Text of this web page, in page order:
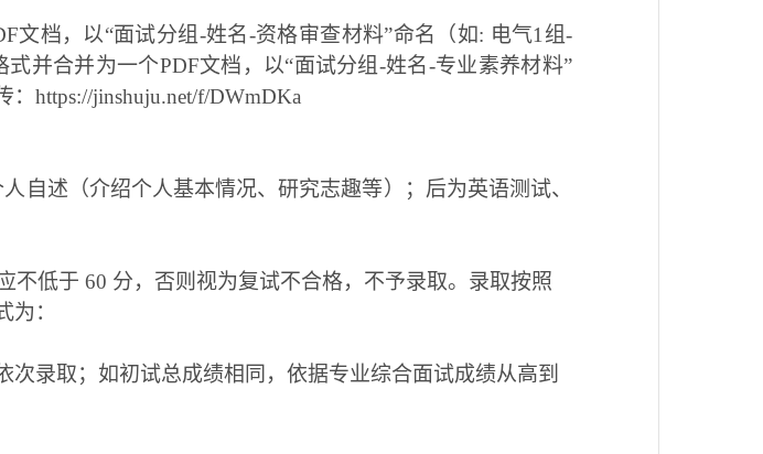
文档，以“面试分组-姓名-资格审查材料”命名（如: 电气1组-
并合并为一个PDF文档，以“面试分组-姓名-专业素养材料”
https://jinshuju.net/f/DWmDKa
自述（介绍个人基本情况、研究志趣等）；后为英语测试、
不低于 60 分，否则视为复试不合格，不予录取。录取按照
：
录取；如初试总成绩相同，依据专业综合面试成绩从高到